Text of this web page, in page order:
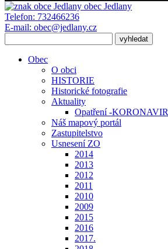
obec Jedlany
Telefon: 732466236
E-mail: obec@jedlany.cz
Obec
O obci
HISTORIE
Historické fotografie
Aktuality
Opatření -KORONAVIR
Náš mapový portál
Zastupitelstvo
Usnesení ZO
2014
2013
2012
2011
2010
2009
2015
2016
2017.